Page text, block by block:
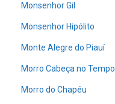
Monsenhor Gil
Monsenhor Hipólito
Monte Alegre do Piauí
Morro Cabeça no Tempo
Morro do Chapéu